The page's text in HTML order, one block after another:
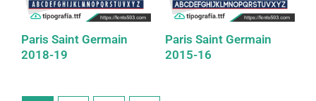
Paris Saint Germain
2018-19
Paris Saint Germain
2015-16